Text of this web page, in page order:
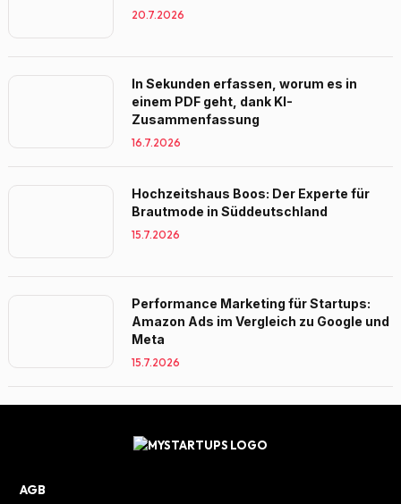
20.7.2026
In Sekunden erfassen, worum es in
einem PDF geht, dank KI-
Zusammenfassung
16.7.2026
Hochzeitshaus Boos: Der Experte für
Brautmode in Süddeutschland
15.7.2026
Performance Marketing für Startups:
Amazon Ads im Vergleich zu Google und
Meta
15.7.2026
AGB